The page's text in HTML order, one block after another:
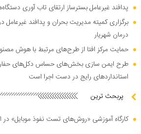
پدافند غیرعامل بسترساز ارتقای تاب آوری
برگزاری کمیته مدیریت بحران و پدافند
درمان شهریار
حمایت مرکز افتا از طرح‌های مرتبط با هوش
طرح ایمن سازی بخش‌های حساس دکل‌های
استاندارد‌های رایج در دست اجرا است
پربحث ترین
کارگاه آموزشی «روش‌های تست نفوذ موبایل» در